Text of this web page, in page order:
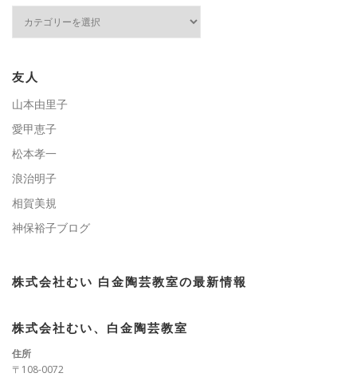
ー
友人
山本由里子
愛甲恵子
松本孝一
浪治明子
相賀美規
神保裕子ブログ
株式会社むい 白金陶芸教室の最新情報
株式会社むい、白金陶芸教室
住所
〒108-0072